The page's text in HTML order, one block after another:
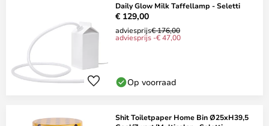
Daily Glow Milk Taffellamp - Seletti
€ 129,00
adviesprijs€ 176,00
adviesprijs -€ 47,00
Op voorraad
Shit Toiletpaper Home Bin Ø25xH39,5